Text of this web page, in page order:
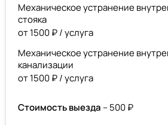
Механическое устранение
стояка
от 1500 ₽ / услуга
Механическое устранение
канализации
от 1500 ₽ / услуга
Стоимость выезда – 500 ₽